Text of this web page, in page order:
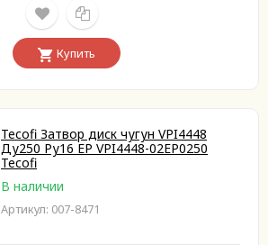
Купить
Tecofi Затвор диск чугун VPI4448
Ду250 Ру16 EP VPI4448-02EP0250
Tecofi
В наличии
Артикул: 007-8471